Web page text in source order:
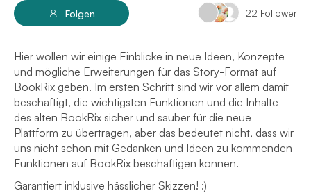
Folgen 22 Follower
Hier wollen wir einige Einblicke in neue Ideen, Konzepte
und mögliche Erweiterungen für das Story-Format auf
BookRix geben. Im ersten Schritt sind wir vor allem damit
beschäftigt, die wichtigsten Funktionen und die Inhalte
des alten BookRix sicher und sauber für die neue
Plattform zu übertragen, aber das bedeutet nicht, dass wir
uns nicht schon mit Gedanken und Ideen zu kommenden
Funktionen auf BookRix beschäftigen können.
Garantiert inklusive hässlicher Skizzen! :)